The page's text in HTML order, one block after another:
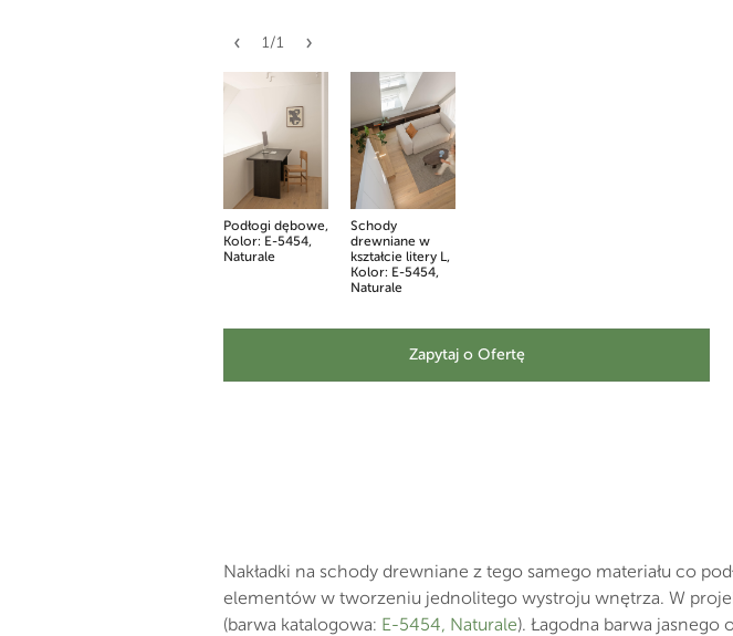
1/1
Podłogi dębowe,
Kolor: E-5454,
Naturale
Schody
drewniane w
kształcie litery L,
Kolor: E-5454,
Naturale
Zapytaj o Ofertę
Nakładki na schody drewniane z tego samego materiału co
elementów w tworzeniu jednolitego wystroju wnętrza. W
(barwa katalogowa: E-5454, Naturale). Łagodna barwa jasnego